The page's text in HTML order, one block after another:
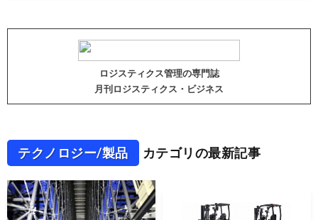
ロジスティクス管理の専門誌
月刊ロジスティクス・ビジネス
テクノロジー/製品 カテゴリの最新記事